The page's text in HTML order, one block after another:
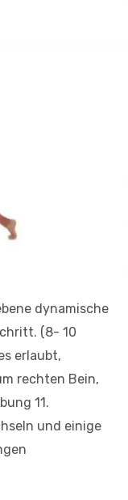
dynamische
(8- 10
erlaubt,
rechten Bein,
11.
und einige